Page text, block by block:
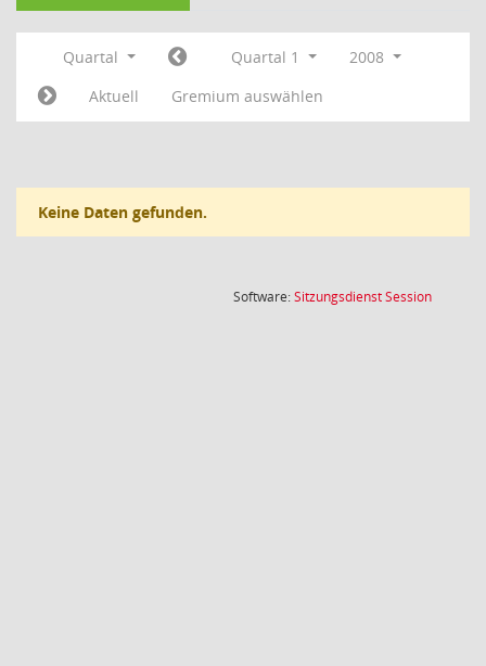
Quartal Quartal 1
2008
Aktuell
Gremium auswählen
Keine Daten gefunden.
Software:SitzungsdienstSession(Wird in